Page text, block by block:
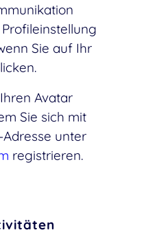
Sie auf Ihr
Avatar
Sie sich mit
unter
registrieren.